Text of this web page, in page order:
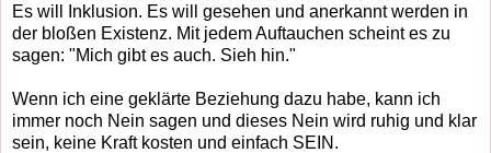
Es will Inklusion. Es will gesehen und anerkannt werden in
der bloßen Existenz. Mit jedem Auftauchen scheint es zu
sagen: "Mich gibt es auch. Sieh hin."
Wenn ich eine geklärte Beziehung dazu habe, kann ich
immer noch Nein sagen und dieses Nein wird ruhig und klar
sein, keine Kraft kosten und einfach SEIN.